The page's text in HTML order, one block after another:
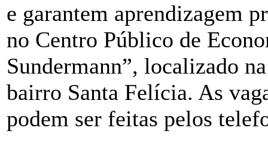
e garantem aprendizagem
no Centro Público de
Sundermann”, localizado
bairro Santa Felícia. As
podem ser feitas pelos